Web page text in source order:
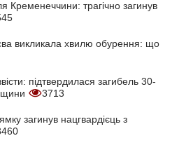
Кременеччини: трагічно загинув
викликала хвилю обурення: що
підтвердилася загибель 30-
3713
загинув нацгвардієць з